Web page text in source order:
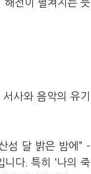
해전이 펼쳐지는 듯
사와 음악의 유기
섬 달 밝은 밤에” –
다. 특히 ‘나의 죽